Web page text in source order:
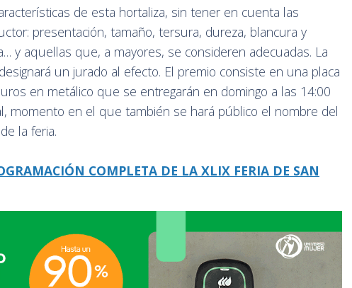
de esta hortaliza, sin tener en cuenta las
presentación, tamaño, tersura, dureza, blancura y
y aquellas que, a mayores, se consideren adecuadas. La
un jurado al efecto. El premio consiste en una placa
en metálico que se entregarán en domingo a las 14:00
momento en el que también se hará público el nombre del
la feria.
COMPLETA DE LA XLIX FERIA DE SAN